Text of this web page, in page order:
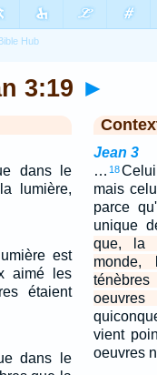
3:19 ►
dans le
lumière,
est
aimé les
étaient
dans le
Jean 3
… 18
mais
parce
unique
que, la
monde,
vient
oeuvres